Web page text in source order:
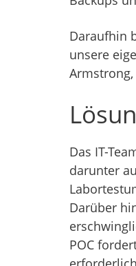
Daraufhin
unsere
Das IT-
darunter
Darüber
POC